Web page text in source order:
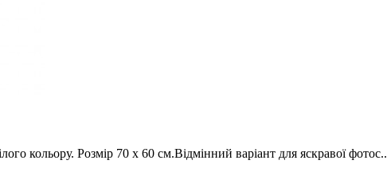
кольору. Розмір 70 х 60 см.Відмінний варіант для яскравої фотос..